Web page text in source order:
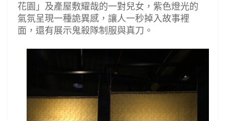
花園」及產屋敷耀哉的一對兒女，紫色燈光的
氣氛呈現一種詭異感，讓人一秒掉入故事裡
面，還有展示鬼殺隊制服與真刀。